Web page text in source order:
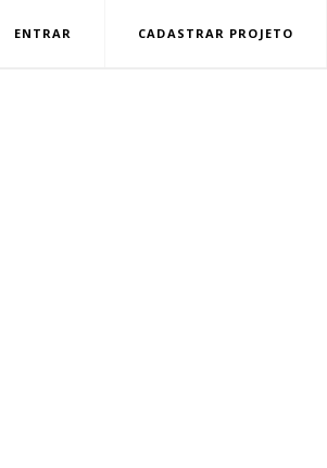
ENTRAR CADASTRAR PROJETO